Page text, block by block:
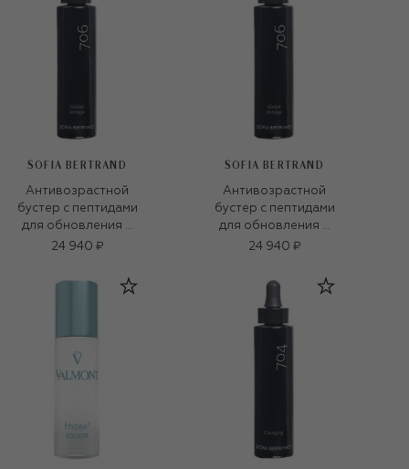
SOFIA BERTRAND
Антивозрастной
бустер с пептидами
для обновления и
упругости кожи 706
Booster Solution
24 940 ₽
SOFIA BERTRAND
Антивозрастной
бустер с пептидами
для обновления и
упругости кожи 706
Booster Solution
24 940 ₽